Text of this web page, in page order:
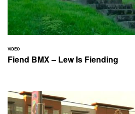
VIDEO
Fiend BMX – Lew Is Fiending